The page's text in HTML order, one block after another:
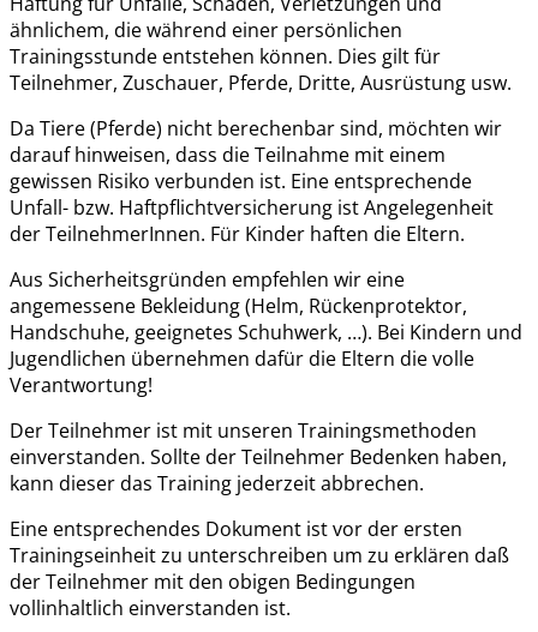
ähnlichem, die während einer persönlichen
Trainingsstunde entstehen können. Dies gilt für
Teilnehmer, Zuschauer, Pferde, Dritte, Ausrüstung usw.
Da Tiere (Pferde) nicht berechenbar sind, möchten wir
darauf hinweisen, dass die Teilnahme mit einem
gewissen Risiko verbunden ist. Eine entsprechende
Unfall- bzw. Haftpflichtversicherung ist Angelegenheit
der TeilnehmerInnen. Für Kinder haften die Eltern.
Aus Sicherheitsgründen empfehlen wir eine
angemessene Bekleidung (Helm, Rückenprotektor,
Handschuhe, geeignetes Schuhwerk, …). Bei Kindern und
Jugendlichen übernehmen dafür die Eltern die volle
Verantwortung!
Der Teilnehmer ist mit unseren Trainingsmethoden
einverstanden. Sollte der Teilnehmer Bedenken haben,
kann dieser das Training jederzeit abbrechen.
Eine entsprechendes Dokument ist vor der ersten
Trainingseinheit zu unterschreiben um zu erklären daß
der Teilnehmer mit den obigen Bedingungen
vollinhaltlich einverstanden ist.